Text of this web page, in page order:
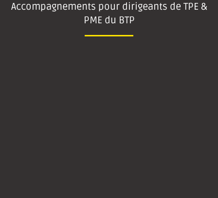
Accompagnements pour dirigeants de TPE &
PME du BTP